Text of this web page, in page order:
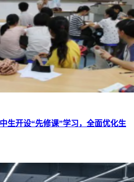
生开设“先修课”学习，全面优化生